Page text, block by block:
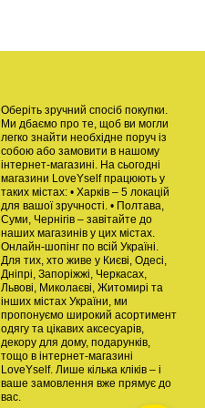
Оберіть зручний спосіб покупки.
Ми дбаємо про те, щоб ви могли
легко знайти необхідне поруч із
собою або замовити в нашому
інтернет-магазині. На сьогодні
магазини LoveYself працюють у
таких містах: • Харків – 5 локацій
для вашої зручності. • Полтава,
Суми, Чернігів – завітайте до
наших магазинів у цих містах.
Онлайн-шопінг по всій Україні.
Для тих, хто живе у Києві, Одесі,
Дніпрі, Запоріжжі, Черкасах,
Львові, Миколаєві, Житомирі та
інших містах України, ми
пропонуємо широкий асортимент
одягу та цікавих аксесуарів,
декору для дому, подарунків,
тощо в інтернет-магазині
LoveYself. Лише кілька кліків – і
ваше замовлення вже прямує до
вас.